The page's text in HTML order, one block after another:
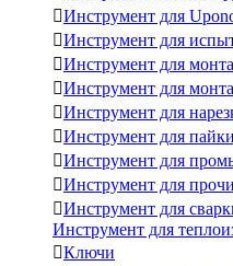
Инструмент для
Инструмент для
Инструмент для
Инструмент для
Инструмент для
Инструмент для
Инструмент для
Инструмент для
Инструмент для
Инструмент для
Ключи